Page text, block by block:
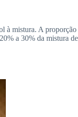
à mistura. A proporção
a 30% da mistura de